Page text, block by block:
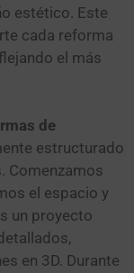
estético. Este
cada reforma
el más
de
estructurado
Comenzamos
el espacio y
un proyecto
en 3D. Durante